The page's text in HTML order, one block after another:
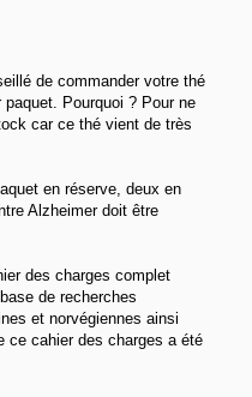
de commander votre thé
Pourquoi ? Pour ne
car ce thé vient de très
en réserve, deux en
Alzheimer doit être
des charges complet
de recherches
et norvégiennes ainsi
ce cahier des charges a été